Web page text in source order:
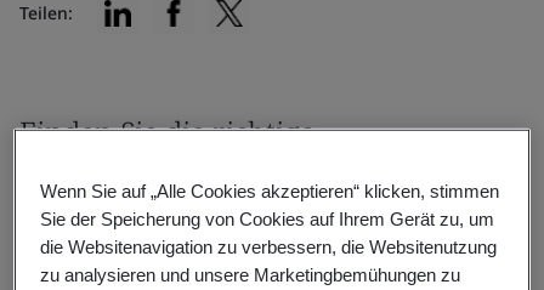
Teilen:
Finden Sie die richtige
Zertifizierung für sich
Wenn Sie auf „Alle Cookies akzeptieren“ klicken, stimmen
Sie der Speicherung von Cookies auf Ihrem Gerät zu, um
die Websitenavigation zu verbessern, die Websitenutzung
zu analysieren und unsere Marketingbemühungen zu